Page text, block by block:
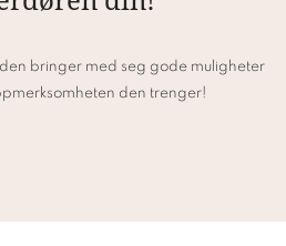
bringer med seg gode muligheter
den trenger!